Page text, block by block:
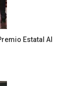
Estatal Al